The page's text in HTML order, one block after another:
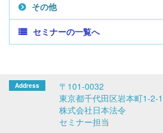
その他
セミナーの一覧へ
〒101-0032
東京都千代田区岩本町1-2-
株式会社日本法令
セミナー担当